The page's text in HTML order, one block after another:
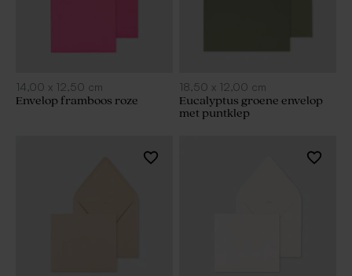
14,00 x 12,50 cm
Envelop framboos roze
18,50 x 12,00 cm
Eucalyptus groene envelop
met puntklep